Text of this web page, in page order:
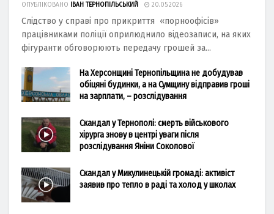
ОПУБЛІКОВАНО ІВАН ТЕРНОПІЛЬСЬКИЙ 20.05.2026
Слідство у справі про прикриття «порноофісів»
працівниками поліції оприлюднило відеозаписи, на яких
фігуранти обговорюють передачу грошей за...
На Херсонщині Тернопільщина не добудував
обіцяні будинки, а на Сумщину відправив гроші
на зарплати, – розслідування
Скандал у Тернополі: смерть військового
хірурга знову в центрі уваги після
розслідування Яніни Соколової
Скандал у Микулинецькій громаді: активіст
заявив про тепло в раді та холод у школах